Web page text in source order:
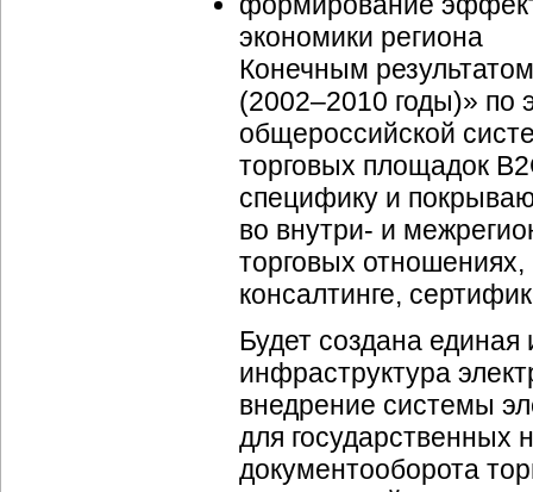
экономики региона
Конечным
(2002–2010 годы)» по
общероссийской
торговых площадок
специфику и
во внутри- и
торговых отношениях,
консалтинге,
Будет создана
инфраструктура
внедрение системы
для государственных
документооборота